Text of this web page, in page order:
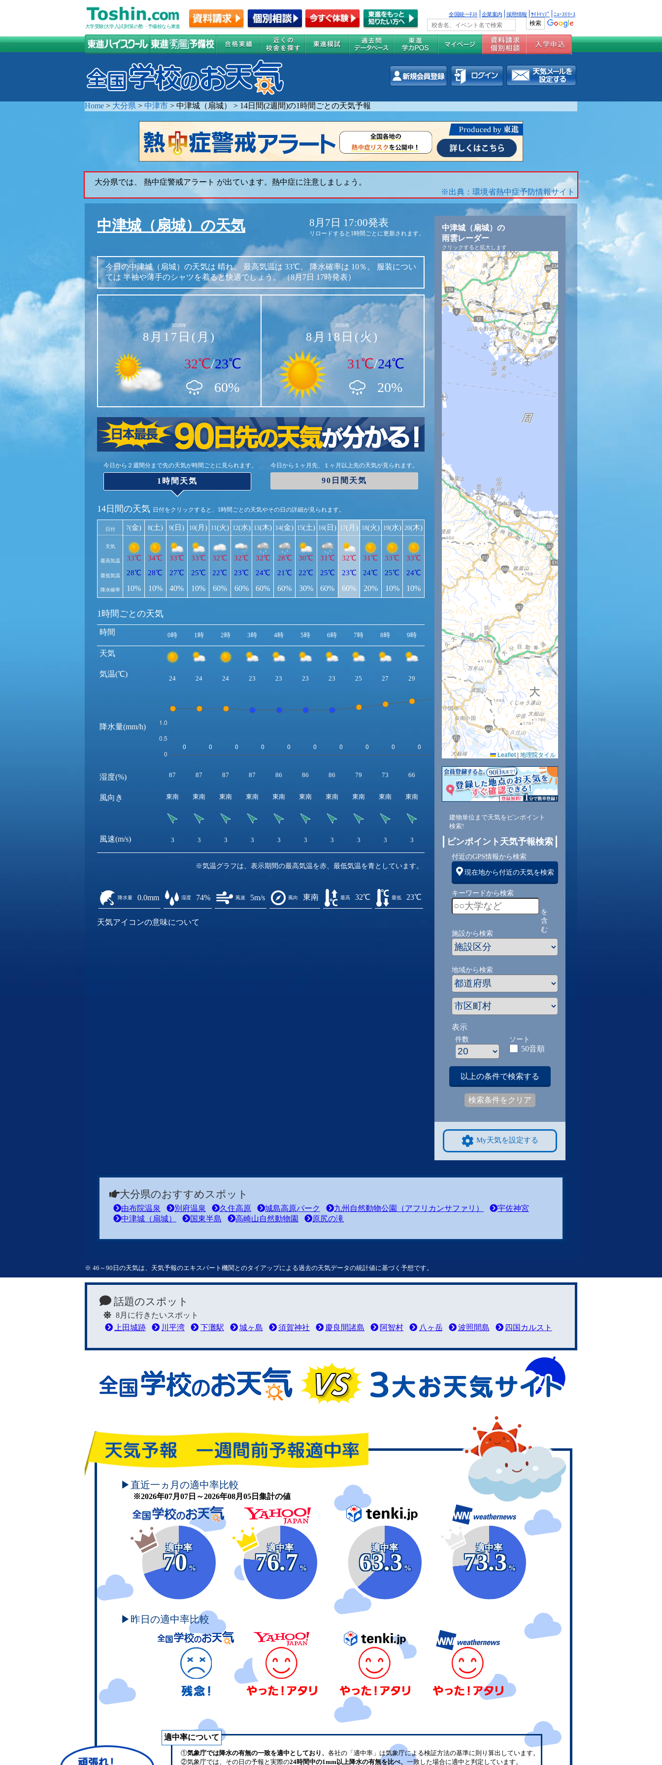
大学受験(大学入試)対策の塾・予備校なら東進
全国統一ﾃｽﾄ 企業案内 採用情報 ｻｲﾄﾏｯﾌﾟ ﾆｭｰｽﾘﾘｰｽ
Home > 大分県 > 中津市 > 中津城（扇城） > 14日間(2週間)の1時間ごとの天気予報
大分県では、 熱中症警戒アラート が出ています。熱中症に注意しましょう。
※出典：環境省熱中症予防情報サイト
中津城（扇城）の天気 8月7日 17:00発表
リロードすると1時間ごとに更新されます。
今日の中津城（扇城）の天気は 晴れ。 最高気温は 33℃。 降水確率は 10％。
服装につい
ては 半袖や薄手のシャツを着ると快適でしょう。（8月7日 17時発表）
2026年
8月17日(月)
32℃/23℃
60%
2026年
8月18日(火)
31℃/24℃
20%
今日から２週間分まで先の天気が時間ごとに見られます。
1時間天気
今日から１ヶ月先、１ヶ月以上先の天気が見られます。
90日間天気
14日間の天気 日付をクリックすると、1時間ごとの天気やその日の詳細が見られます。
日付
天気
最高気温
最低気温
降水確率
7(金)
33℃
28℃
10%
8(土)
34℃
28℃
10%
9(日)
33℃
27℃
40%
10(月)
33℃
25℃
10%
11(火)
32℃
22℃
60%
12(水)
32℃
23℃
60%
13(木)
32℃
24℃
60%
14(金)
28℃
21℃
60%
15(土)
30℃
22℃
30%
16(日)
31℃
25℃
60%
17(月)
32℃
23℃
60%
18(火)
31℃
24℃
20%
19(水)
33℃
25℃
10%
20(木)
33℃
24℃
10%
1時間ごとの天気
時間
天気
気温(℃)
降水量(mm/h)
湿度(%)
風向き
風速(m/s)
0時 1時 2時 3時 4時 5時 6時 7時 8時 9時 10時 11時 12時 13時 14時
24 24 24 23 23 23 23 25 27 29 32 32 32 32
87 87 87 87 86 86 86 79 73 66 60 56 58 59
東南 東南 東南 東南 東南 東南 東南 東南 東南 東南 東 東 東
3 3 3 3 3 3 3 3 3 3 4 5 4 4
※気温グラフは、表示期間の最高気温を赤、最低気温を青としています。
降水量 0.0mm 湿度 74% 風速 5m/s 風向 東南 最高 32℃ 最低 23℃
天気アイコンの意味について
中津城（扇城）の
雨雲レーダー
クリックすると拡大します
Leaflet | 地理院タイル
建物単位まで天気をピンポイント
検索!
ピンポイント天気予報検索
付近のGPS情報から検索
現在地から付近の天気を検索
キーワードから検索
を
含
む
施設から検索
地域から検索
表示
件数 ソート
50音順
以上の条件で検索する
検索条件をクリア
My天気を設定する
大分県のおすすめスポット
由布院温泉 別府温泉 久住高原 城島高原パーク 九州自然動物公園（アフリカンサファリ）
宇佐神宮
中津城（扇城）
国東半島 高崎山自然動物園 原尻の滝
※ 46～90日の天気は、天気予報のエキスパート機関とのタイアップによる過去の天気データの統計値に基づく予想です。
話題のスポット
8月に行きたいスポット
上田城跡
川平湾 下灘駅 城ヶ島 須賀神社 慶良間諸島 阿智村 八ヶ岳 波照間島 四国カルスト
頑張れ！学校のお天気
▶直近一ヵ月の適中率比較
※2026年07月07日～2026年08月05日集計の値
適中率
70
%
適中率
76.7
%
適中率
63.3
%
適中率
73.3
%
▶昨日の適中率比較
適中率について
①気象庁では降水の有無の一致を適中としており、 各社の「適中率」は気象庁による検証方法の基準に則り算出しています。
②気象庁では、その日の予報と実際の24時間中の1mm以上降水の有無を比べ、 一致した場合に適中と判定しています。